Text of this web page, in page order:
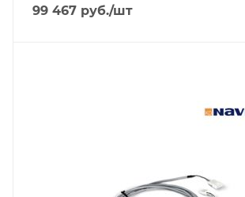
99 467 руб./шт